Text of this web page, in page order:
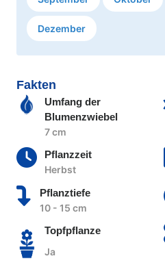
Dezember
Fakten
Umfang der
Blumenzwiebel
7 cm
Pflanzzeit
Herbst
Pflanztiefe
10 - 15 cm
Topfpflanze
Ja